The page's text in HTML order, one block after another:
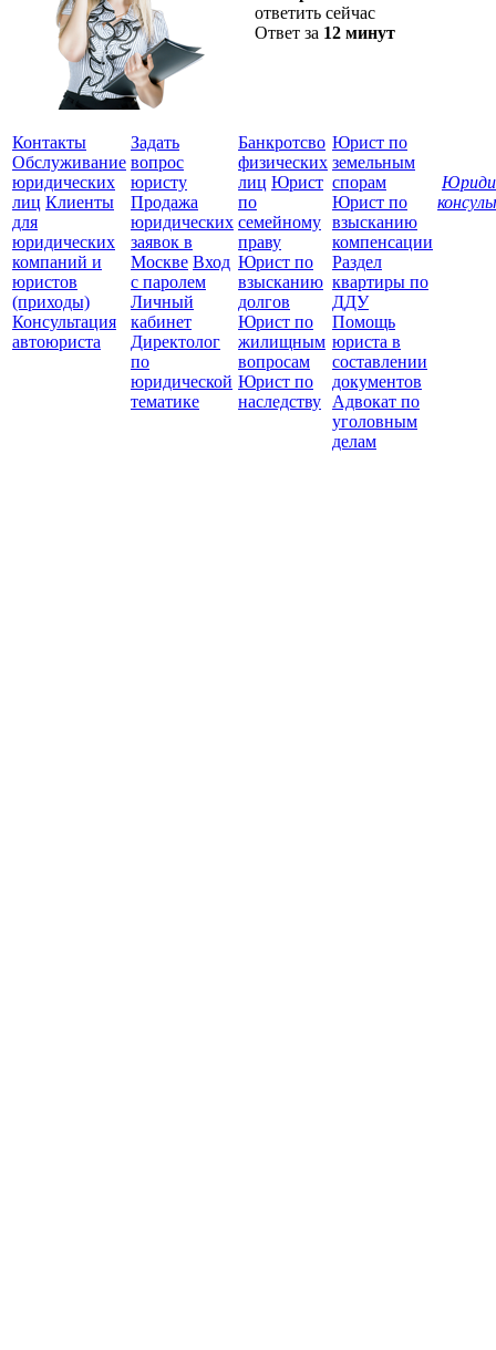
ответить сейчас
Ответ за 12 минут
Контакты
Обслуживание
юридических
лиц Клиенты
для
юридических
компаний и
юристов
(приходы)
Консультация
автоюриста
Задать
вопрос
юристу
Продажа
юридических
заявок в
Москве Вход
с паролем
Личный
кабинет
Директолог
по
юридической
тематике
Банкротсво
физических
лиц Юрист
по
семейному
праву
Юрист по
взысканию
долгов
Юрист по
жилищным
вопросам
Юрист по
наследству
Юрист по
земельным
спорам
Юрист по
взысканию
компенсации
Раздел
квартиры по
ДДУ
Помощь
юриста в
составлении
документов
Адвокат по
уголовным
делам